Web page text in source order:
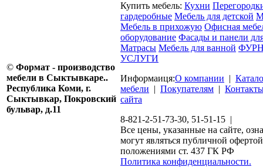
© Формат - производство
мебели в Сыктывкаре..
Республика Коми, г.
Сыктывкар, Покровский
бульвар, д.11
Купить мебель: Кухни
гардеробные Мебель для детской
Мебель в прихожую Офисная
оборудование Фасады и панели
Матрасы Мебель для ванной
УСЛУГИ
Информаиця:О компании |
мебели | Покупателям |
сайта
8-821-2-51-73-30, 51-51-15 |
Все цены, указанные на сайте,
могут являться публичной
положениями ст. 437 ГК РФ
Политика конфиденциальности.